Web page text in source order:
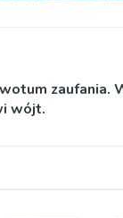
zaufania.
wójt.